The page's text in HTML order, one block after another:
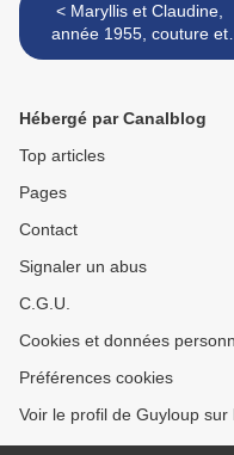
< Maryllis et Claudine,
année 1955, couture et
nouveautés
Hébergé par Canalblog
Top articles
Pages
Contact
Signaler un abus
C.G.U.
Cookies et données
Préférences cookies
Voir le profil de Guyloup